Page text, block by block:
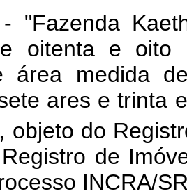
Kaethá
e oitenta e
área medida
ares e trinta
objeto do
de
INCRA/